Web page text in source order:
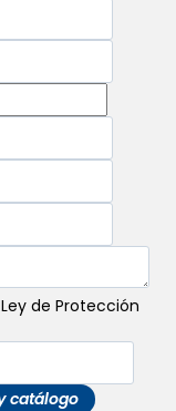
de Protección
catálogo